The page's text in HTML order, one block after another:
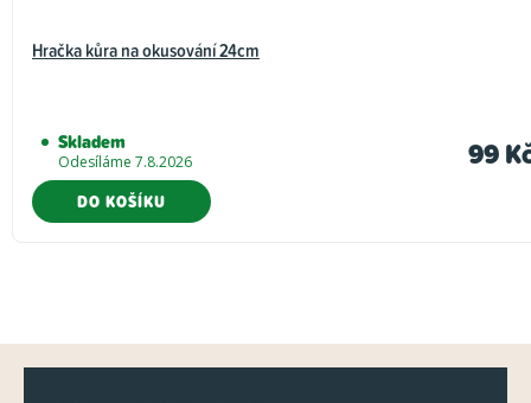
Hračka kůra na okusování 24cm
Skladem
Odesíláme 7.8.2026 99
DO KOŠÍKU